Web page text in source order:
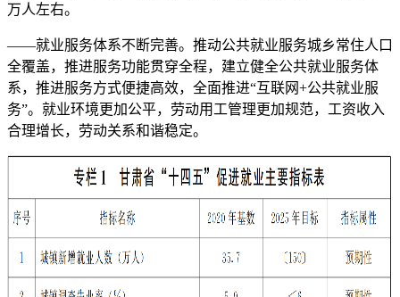
万人左右。
——就业服务体系不断完善。推动公共就业服务城乡常住人口
全覆盖，推进服务功能贯穿全程，建立健全公共就业服务体
系，推进服务方式便捷高效，全面推进“互联网+公共就业服
务”。就业环境更加公平，劳动用工管理更加规范，工资收入
合理增长，劳动关系和谐稳定。